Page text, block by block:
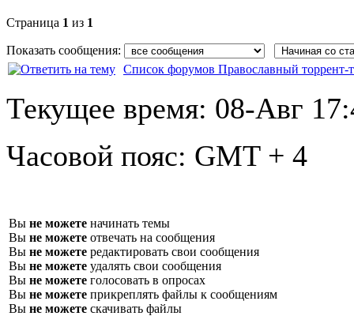
Страница 1 из 1
Показать сообщения:
Список форумов Православный торрент-
Текущее время: 08-Авг
Часовой пояс: GMT + 4
Вы не можете начинать темы
Вы не можете отвечать на сообщения
Вы не можете редактировать свои сообщения
Вы не можете удалять свои сообщения
Вы не можете голосовать в опросах
Вы не можете прикреплять файлы к сообщениям
Вы не можете скачивать файлы